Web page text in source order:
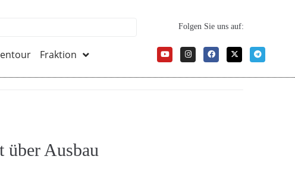
Fraktion
Folgen Sie uns auf:
über Ausbau